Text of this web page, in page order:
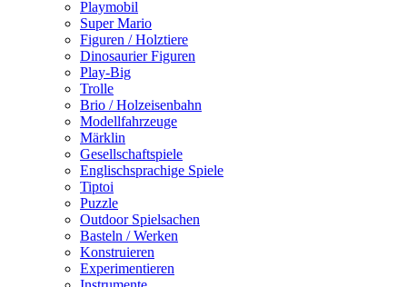
Playmobil
Super Mario
Figuren / Holztiere
Dinosaurier Figuren
Play-Big
Trolle
Brio / Holzeisenbahn
Modellfahrzeuge
Märklin
Gesellschaftspiele
Englischsprachige Spiele
Tiptoi
Puzzle
Outdoor Spielsachen
Basteln / Werken
Konstruieren
Experimentieren